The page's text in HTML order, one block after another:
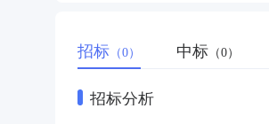
招标 （0） 中标 （0）
招标分析